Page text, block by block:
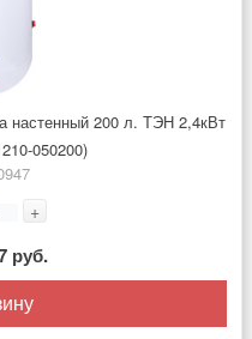
настенный 200 л. ТЭН 2,4кВт
050200)
+
руб.